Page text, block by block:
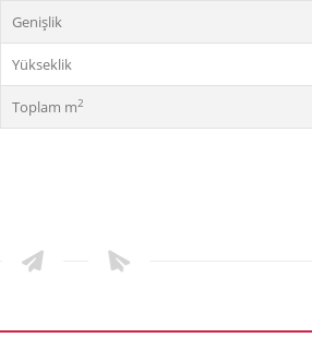
Genişlik
Yükseklik
Toplam m2